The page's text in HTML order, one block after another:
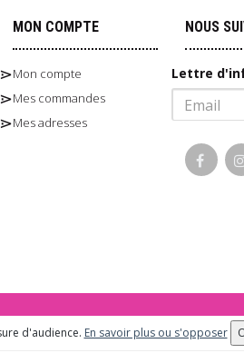
MON COMPTE
Mon compte
Mes commandes
Mes adresses
NOUS
Lettre
d'audience. En savoir plus ou s'opposer